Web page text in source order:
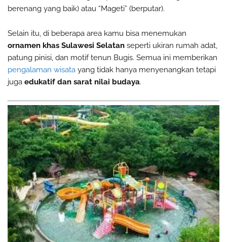
berenang yang baik) atau “Mageti” (berputar).
Selain itu, di beberapa area kamu bisa menemukan
ornamen khas Sulawesi Selatan seperti ukiran rumah adat,
patung pinisi, dan motif tenun Bugis. Semua ini memberikan
pengalaman wisata yang tidak hanya menyenangkan tetapi
juga edukatif dan sarat nilai budaya.